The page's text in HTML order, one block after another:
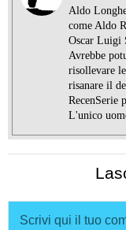
Aldo
come Aldo
Oscar Luigi
Avrebbe
risollevare
risanare il
RecenSerie
L'unico